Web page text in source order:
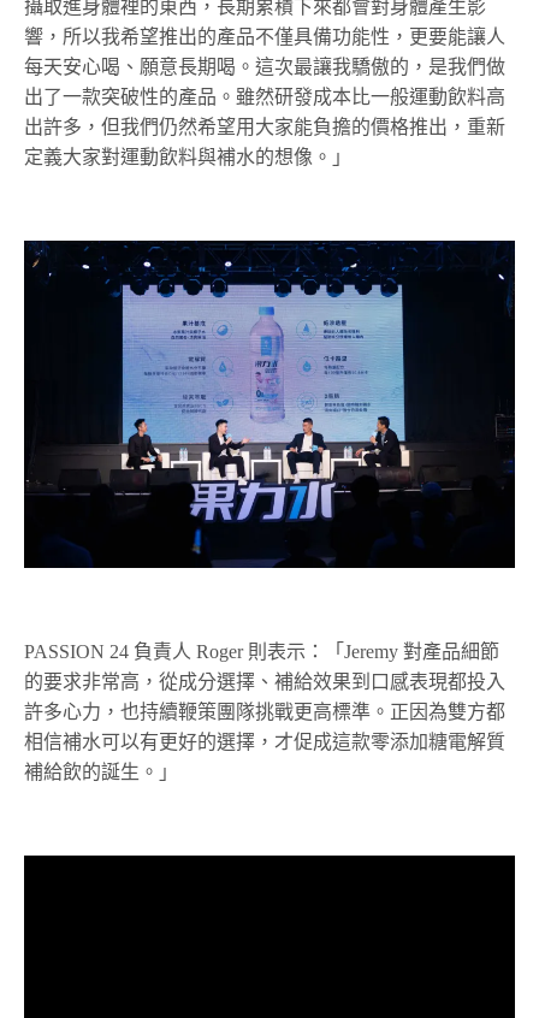
攝取進身體裡的東西，長期累積下來都會對身體產生影
響，所以我希望推出的產品不僅具備功能性，更要能讓人
每天安心喝、願意長期喝。這次最讓我驕傲的，是我們做
出了一款突破性的產品。雖然研發成本比一般運動飲料高
出許多，但我們仍然希望用大家能負擔的價格推出，重新
定義大家對運動飲料與補水的想像。」
PASSION 24 負責人 Roger 則表示：「Jeremy 對產品細節
的要求非常高，從成分選擇、補給效果到口感表現都投入
許多心力，也持續鞭策團隊挑戰更高標準。正因為雙方都
相信補水可以有更好的選擇，才促成這款零添加糖電解質
補給飲的誕生。」